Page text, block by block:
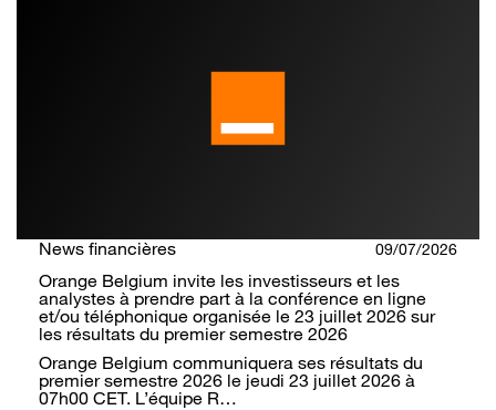
News financières 09/07/2026
Orange Belgium invite les investisseurs et les
analystes à prendre part à la conférence en ligne
et/ou téléphonique organisée le 23 juillet 2026 sur
les résultats du premier semestre 2026
Orange Belgium communiquera ses résultats du
premier semestre 2026 le jeudi 23 juillet 2026 à
07h00 CET. L’équipe R…